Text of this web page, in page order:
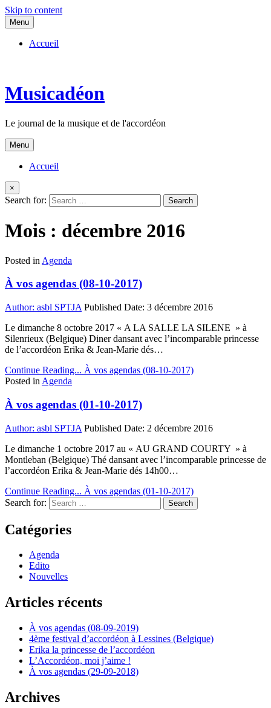
Skip to content
Menu
Accueil
Musicadéon
Le journal de la musique et de l'accordéon
Menu
Accueil
×
Search for:
Mois : décembre 2016
Posted in Agenda
À vos agendas (08-10-2017)
Author: asbl SPTJA Published Date: 3 décembre 2016
Le dimanche 8 octobre 2017 « A LA SALLE LA SILENE » à
Silenrieux (Belgique) Diner dansant avec l’incomparable princesse
de l’accordéon Erika & Jean-Marie dés…
Continue Reading... À vos agendas (08-10-2017)
Posted in Agenda
À vos agendas (01-10-2017)
Author: asbl SPTJA Published Date: 2 décembre 2016
Le dimanche 1 octobre 2017 au « AU GRAND COURTY » à
Montleban (Belgique) Thé dansant avec l’incomparable princesse de
l’accordéon Erika & Jean-Marie dés 14h00…
Continue Reading... À vos agendas (01-10-2017)
Search for:
Catégories
Agenda
Edito
Nouvelles
Articles récents
À vos agendas (08-09-2019)
4ème festival d’accordéon à Lessines (Belgique)
Erika la princesse de l’accordéon
L’Accordéon, moi j’aime !
À vos agendas (29-09-2018)
Archives